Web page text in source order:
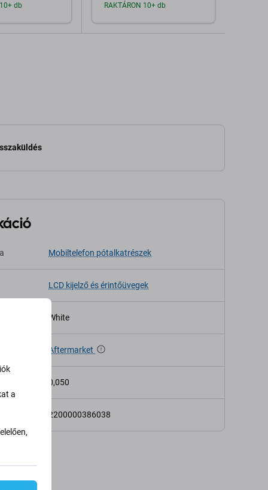
db RAKTÁRON 10+ db
Mobiltelefon pótalkatrészek
LCD kijelző és érintőüvegek
White
Aftermarket
0,050
2200000386038
a